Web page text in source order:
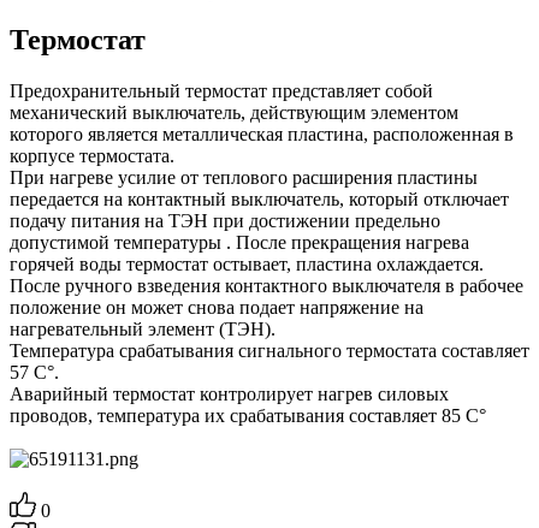
Термостат
Предохранительный термостат представляет собой
механический выключатель, действующим элементом
которого является металлическая пластина, расположенная в
корпусе термостата.
При нагреве усилие от теплового расширения пластины
передается на контактный выключатель, который отключает
подачу питания на ТЭН при достижении предельно
допустимой температуры . После прекращения нагрева
горячей воды термостат остывает, пластина охлаждается.
После ручного взведения контактного выключателя в рабочее
положение он может снова подает напряжение на
нагревательный элемент (ТЭН).
Температура срабатывания сигнального термостата составляет
57 С°.
Аварийный термостат контролирует нагрев силовых
проводов, температура их срабатывания составляет 85 С°
0